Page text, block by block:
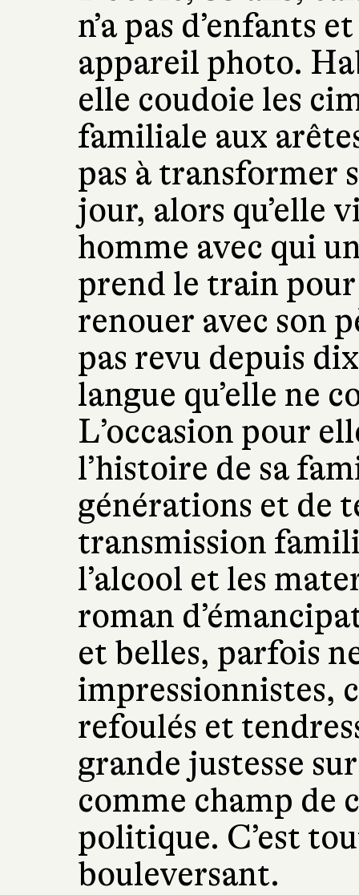
n’a pas d’enfants
appareil photo.
elle coudoie les
familiale aux
pas à transformer
jour, alors qu’elle
homme avec qui
prend le train
renouer avec son
pas revu depuis
langue qu’elle ne
L’occasion pour
l’histoire de sa
générations et de
transmission
l’alcool et les
roman
et belles, parfois
impressionnistes,
refoulés et
grande justesse
comme champ
politique. C’est
bouleversant.